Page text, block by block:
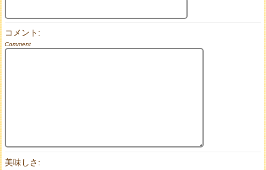
コメント:
Comment
美味しさ: